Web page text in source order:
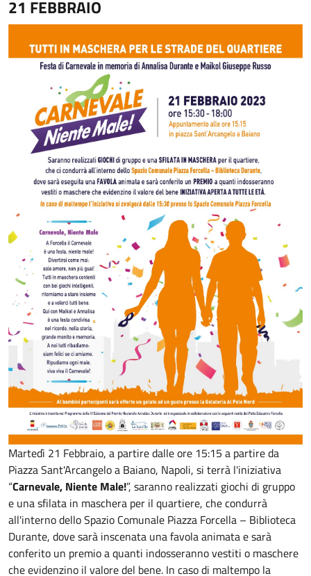
21 FEBBRAIO
Martedì 21 Febbraio, a partire dalle ore 15:15 a partire da
Piazza Sant'Arcangelo a Baiano, Napoli, si terrà l'iniziativa
“Carnevale, Niente Male!”, saranno realizzati giochi di gruppo
e una sfilata in maschera per il quartiere, che condurrà
all'interno dello Spazio Comunale Piazza Forcella – Biblioteca
Durante, dove sarà inscenata una favola animata e sarà
conferito un premio a quanti indosseranno vestiti o maschere
che evidenzino il valore del bene. In caso di maltempo la